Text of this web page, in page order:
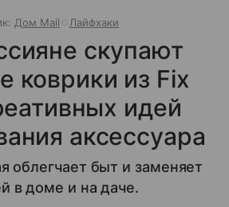
Дом Mail Лайфхаки
скупают
коврики из Fix
идей
аксессуара
облегчает быт и заменяет
в доме и на даче.